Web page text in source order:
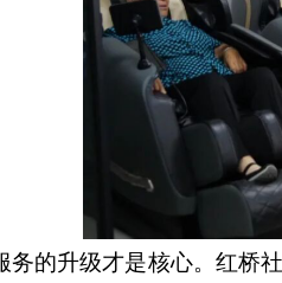
务的升级才是核心。红桥